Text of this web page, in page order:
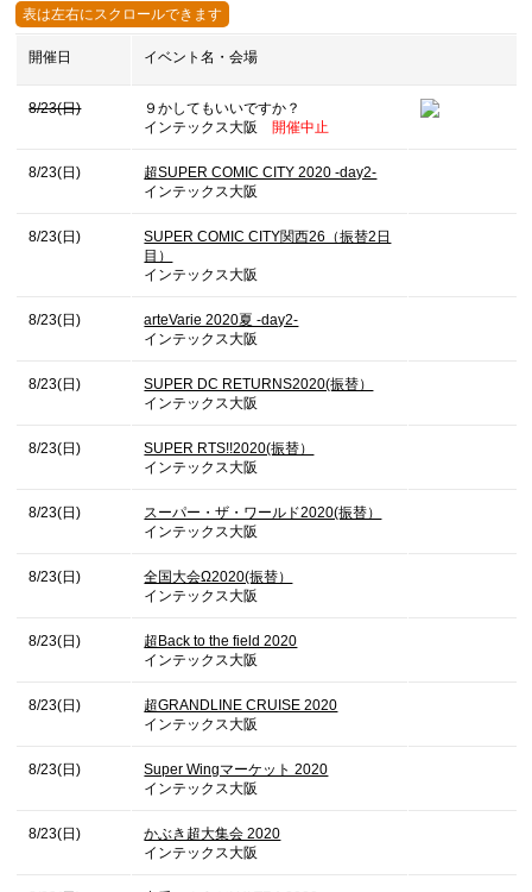
開催日 イベント名・会場
8/23(日)
９かしてもいいですか？
インテックス大阪 開催中止
8/23(日)
超SUPER COMIC CITY 2020 -day2-
インテックス大阪
8/23(日)
SUPER COMIC CITY関西26（振替2日
目）
インテックス大阪
8/23(日)
arteVarie 2020夏 -day2-
インテックス大阪
8/23(日)
SUPER DC RETURNS2020(振替）
インテックス大阪
8/23(日)
SUPER RTS!!2020(振替）
インテックス大阪
8/23(日)
スーパー・ザ・ワールド2020(振替）
インテックス大阪
8/23(日)
全国大会Ω2020(振替）
インテックス大阪
8/23(日)
超Back to the field 2020
インテックス大阪
8/23(日)
超GRANDLINE CRUISE 2020
インテックス大阪
8/23(日)
Super Wingマーケット 2020
インテックス大阪
8/23(日)
かぶき超大集会 2020
インテックス大阪